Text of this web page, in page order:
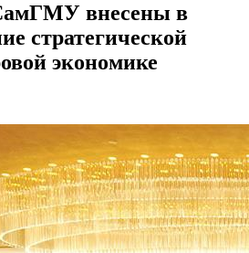
внесены в
стратегической
экономике